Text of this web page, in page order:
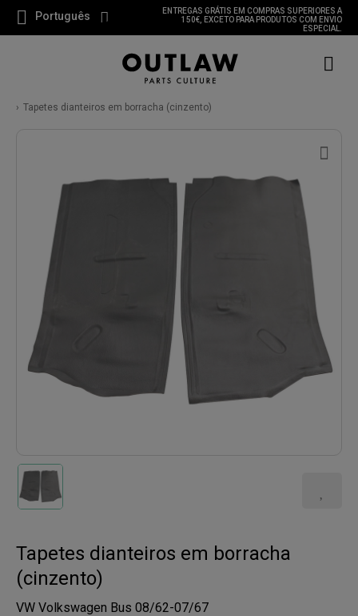
Português
ENTREGAS GRÁTIS EM COMPRAS SUPERIORES A
150€, EXCETO PARA PRODUTOS COM ENVIO
ESPECIAL.
Tapetes dianteiros em borracha (cinzento)
Tapetes dianteiros em borracha
(cinzento)
VW Volkswagen Bus 08/62-07/67